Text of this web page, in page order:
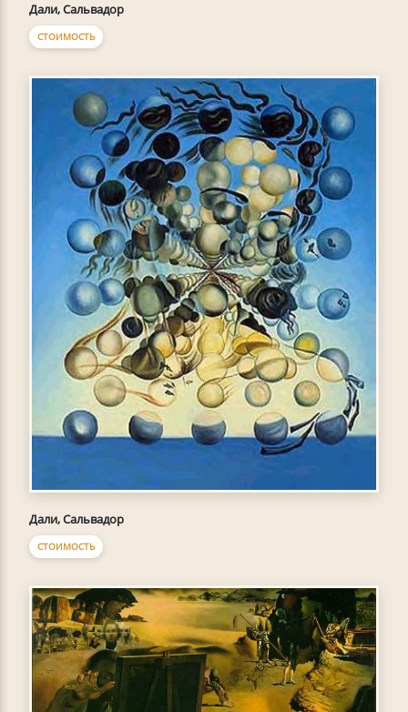
Дали, Сальвадор
СТОИМОСТЬ
Дали, Сальвадор
СТОИМОСТЬ